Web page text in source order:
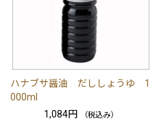
ハナブサ醤油 だししょうゆ 1
000ml
1,084円
（税込み）